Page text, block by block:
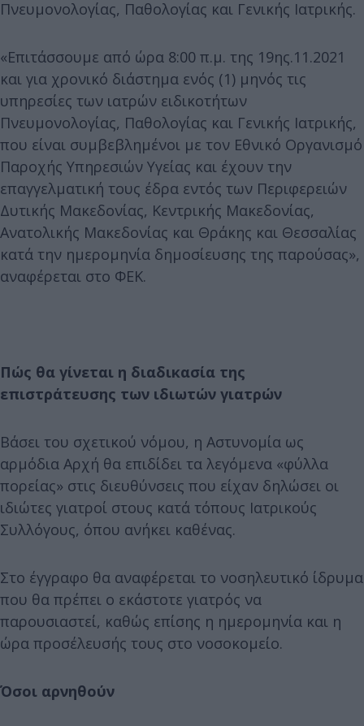
Πνευμονολογίας, Παθολογίας και Γενικής Ιατρικής.
«Επιτάσσουμε από ώρα 8:00 π.μ. της 19ης.11.2021
και για χρονικό διάστημα ενός (1) μηνός τις
υπηρεσίες των ιατρών ειδικοτήτων
Πνευμονολογίας, Παθολογίας και Γενικής Ιατρικής,
που είναι συμβεβλημένοι με τον Εθνικό Οργανισμό
Παροχής Υπηρεσιών Υγείας και έχουν την
επαγγελματική τους έδρα εντός των Περιφερειών
Δυτικής Μακεδονίας, Κεντρικής Μακεδονίας,
Ανατολικής Μακεδονίας και Θράκης και Θεσσαλίας
κατά την ημερομηνία δημοσίευσης της παρούσας»,
αναφέρεται στο ΦΕΚ.
Πώς θα γίνεται η διαδικασία της
επιστράτευσης των ιδιωτών γιατρών
Βάσει του σχετικού νόμου, η Αστυνομία ως
αρμόδια Αρχή θα επιδίδει τα λεγόμενα «φύλλα
πορείας» στις διευθύνσεις που είχαν δηλώσει οι
ιδιώτες γιατροί στους κατά τόπους Ιατρικούς
Συλλόγους, όπου ανήκει καθένας.
Στο έγγραφο θα αναφέρεται το νοσηλευτικό ίδρυμα
που θα πρέπει ο εκάστοτε γιατρός να
παρουσιαστεί, καθώς επίσης η ημερομηνία και η
ώρα προσέλευσής τους στο νοσοκομείο.
Όσοι αρνηθούν